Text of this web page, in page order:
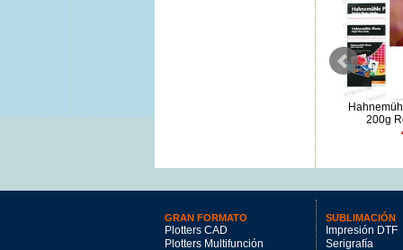
Epson Fine Art Cotton Smooth
200g
GRAN FORMATO
Plotters CAD
Plotters Multifunción
SUBLIMACIÓN
Impresión DTF
Serigrafía